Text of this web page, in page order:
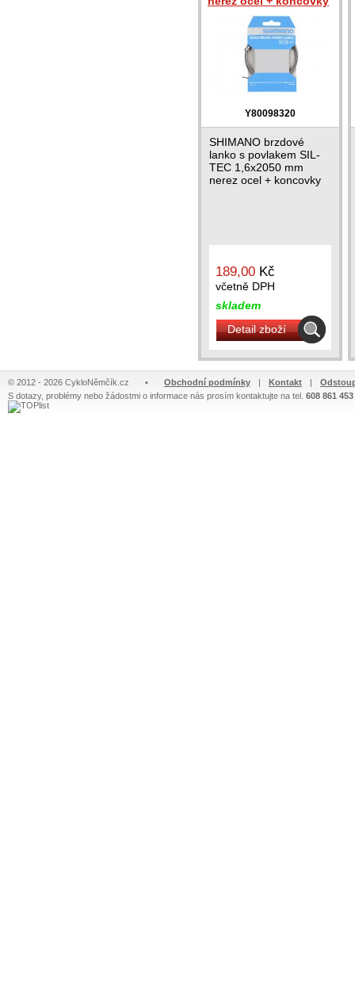
Y80098320
SHIMANO brzdové
lanko s povlakem SIL-
TEC 1,6x2050 mm
nerez ocel + koncovky
189,00 Kč
včetně DPH
skladem
Detail zboží
© 2012 - 2026 CykloNěmčík.cz • Obchodní podmínky | Kontakt |
S dotazy, problémy nebo žádostmi o informace nás prosím kontaktujte na tel. 608 861 453